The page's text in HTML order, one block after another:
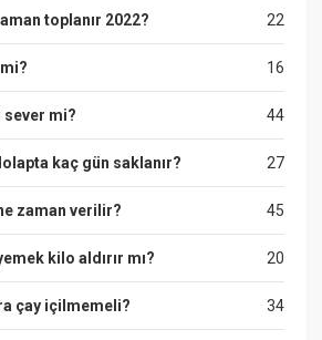
22
toplanır 2022?
16
44
sever mi?
27
kaç gün saklanır?
45
zaman verilir?
20
kilo aldırır mı?
34
çay içilmemeli?